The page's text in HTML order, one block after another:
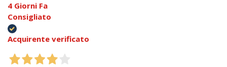
4 Giorni Fa
Consigliato
Acquirente verificato